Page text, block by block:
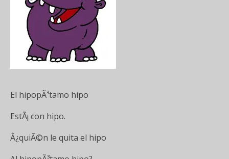
El hipopÃ³tamo hipo
EstÃ¡ con hipo.
Â¿quiÃ©n le quita el hipo